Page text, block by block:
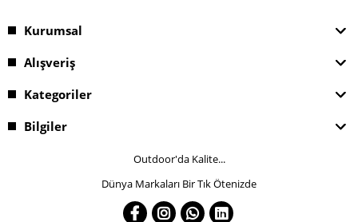
Kurumsal
Alışveriş
Kategoriler
Bilgiler
Outdoor'da Kalite...
Dünya Markaları Bir Tık Ötenizde